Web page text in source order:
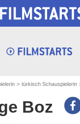
türkisch Schauspielerin
Boz